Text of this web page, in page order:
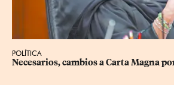
POLÍTICA
Necesarios, cambios a Carta Magna